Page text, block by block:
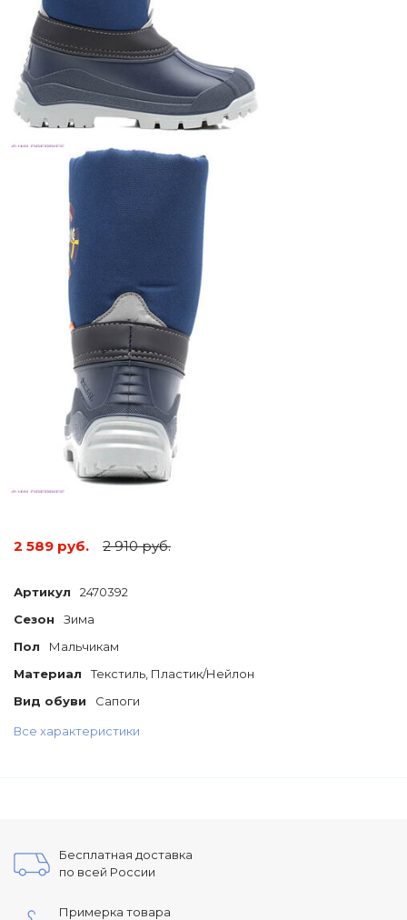
2 589 руб. 2 910 руб.
Артикул
2470392
Сезон
Зима
Пол
Мальчикам
Материал
Текстиль, Пластик/Нейлон
Вид обуви
Сапоги
Все характеристики
Бесплатная доставка
по всей России
Примерка товара